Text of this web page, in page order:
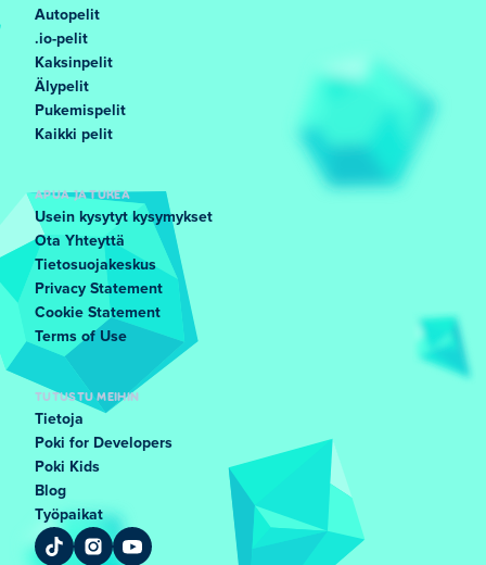
Autopelit
.io-pelit
Kaksinpelit
Älypelit
Pukemispelit
Kaikki pelit
APUA JA TUKEA
Usein kysytyt kysymykset
Ota Yhteyttä
Tietosuojakeskus
Privacy Statement
Cookie Statement
Terms of Use
TUTUSTU MEIHIN
Tietoja
Poki for Developers
Poki Kids
Blog
Työpaikat